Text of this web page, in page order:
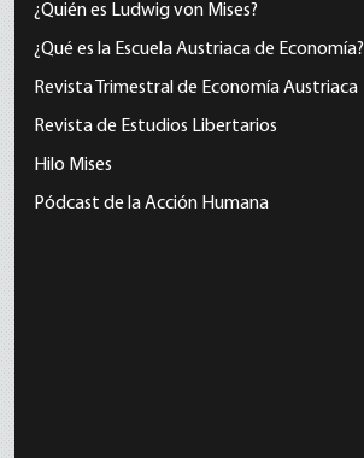
¿Quién es Ludwig von Mises?
¿Qué es la Escuela Austriaca de Economía?
Revista Trimestral de Economía Austriaca
Revista de Estudios Libertarios
Hilo Mises
Pódcast de la Acción Humana